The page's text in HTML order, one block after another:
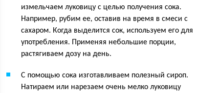
измельчаем луковицу с целью получения сока.
Например, рубим ее, оставив на время в смеси с
сахаром. Когда выделится сок, используем его для
употребления. Применяя небольшие порции,
растягиваем дозу на день.
С помощью сока изготавливаем полезный сироп.
Натираем или нарезаем очень мелко луковицу